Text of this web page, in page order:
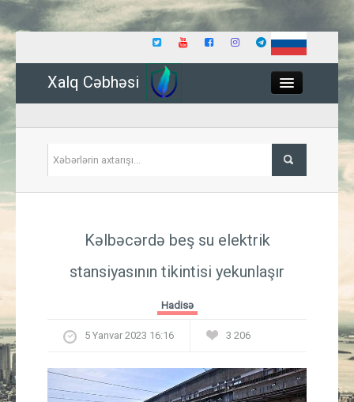
Xalq Cəbhəsi
İqtisadiyyat
Güney Azərbaycan
Kəlbəcərdə beş su elektrik
stansiyasının tikintisi yekunlaşır
Hadisə
5 Yanvar 2023 16:16 3 206